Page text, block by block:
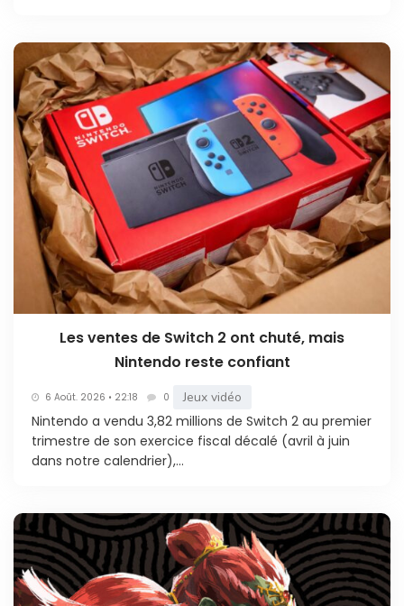
Les ventes de Switch 2 ont chuté, mais
Nintendo reste confiant
6 Août. 2026 • 22:18 0 Jeux vidéo
Nintendo a vendu 3,82 millions de Switch 2 au premier
trimestre de son exercice fiscal décalé (avril à juin
dans notre calendrier),...